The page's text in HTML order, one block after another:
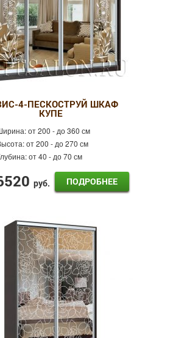
4-ПЕСКОСТРУЙ ШКАФ
КУПЕ
от 200 - до 360 см
от 200 - до 270 см
от 40 - до 70 см
руб. ПОДРОБНЕЕ